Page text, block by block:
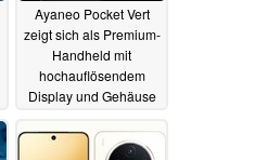
Ayaneo Pocket Vert
zeigt sich als Premium-
Handheld mit
hochauflösendem
Display und Gehäuse
Maschine05.11.2025